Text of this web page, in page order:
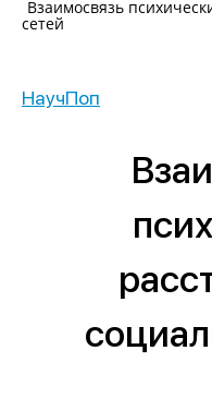
Взаимосвязь
сетей
НаучПоп